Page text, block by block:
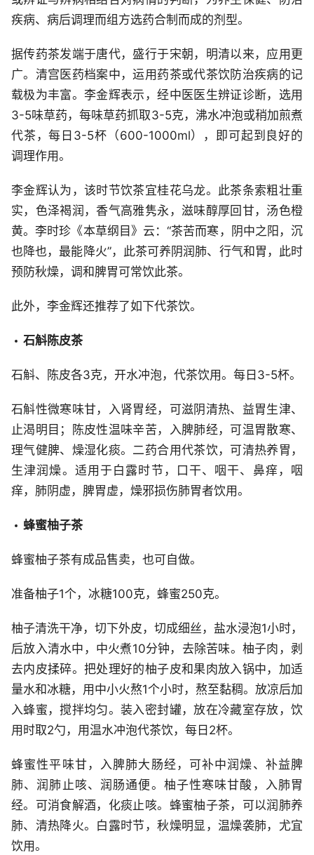
疾病、病后调理而组方选药合制而成的剂型。
据传药茶发端于唐代，盛行于宋朝，明清以来，应用更
广。清宫医药档案中，运用药茶或代茶饮防治疾病的记
载极为丰富。李金辉表示，经中医医生辨证诊断，选用
3-5味草药，每味草药抓取3-5克，沸水冲泡或稍加煎煮
代茶，每日3-5杯（600-1000ml），即可起到良好的
调理作用。
李金辉认为，该时节饮茶宜桂花乌龙。此茶条索粗壮重
实，色泽褐润，香气高雅隽永，滋味醇厚回甘，汤色橙
黄。李时珍《本草纲目》云：“茶苦而寒，阴中之阳，沉
也降也，最能降火”，此茶可养阴润肺、行气和胃，此时
预防秋燥，调和脾胃可常饮此茶。
此外，李金辉还推荐了如下代茶饮。
石斛陈皮茶
石斛、陈皮各3克，开水冲泡，代茶饮用。每日3-5杯。
石斛性微寒味甘，入肾胃经，可滋阴清热、益胃生津、
止渴明目；陈皮性温味辛苦，入脾肺经，可温胃散寒、
理气健脾、燥湿化痰。二药合用代茶饮，可清热养胃，
生津润燥。适用于白露时节，口干、咽干、鼻痒，咽
痒，肺阴虚，脾胃虚，燥邪损伤肺胃者饮用。
蜂蜜柚子茶
蜂蜜柚子茶有成品售卖，也可自做。
准备柚子1个，冰糖100克，蜂蜜250克。
柚子清洗干净，切下外皮，切成细丝，盐水浸泡1小时，
后放入清水中，中火煮10分钟，去除苦味。柚子肉，剥
去内皮揉碎。把处理好的柚子皮和果肉放入锅中，加适
量水和冰糖，用中小火熬1个小时，熬至黏稠。放凉后加
入蜂蜜，搅拌均匀。装入密封罐，放在冷藏室存放，饮
用时取2勺，用温水冲泡代茶饮，每日2杯。
蜂蜜性平味甘，入脾肺大肠经，可补中润燥、补益脾
肺、润肺止咳、润肠通便。柚子性寒味甘酸，入肺胃
经。可消食解酒，化痰止咳。蜂蜜柚子茶，可以润肺养
肺、清热降火。白露时节，秋燥明显，温燥袭肺，尤宜
饮用。